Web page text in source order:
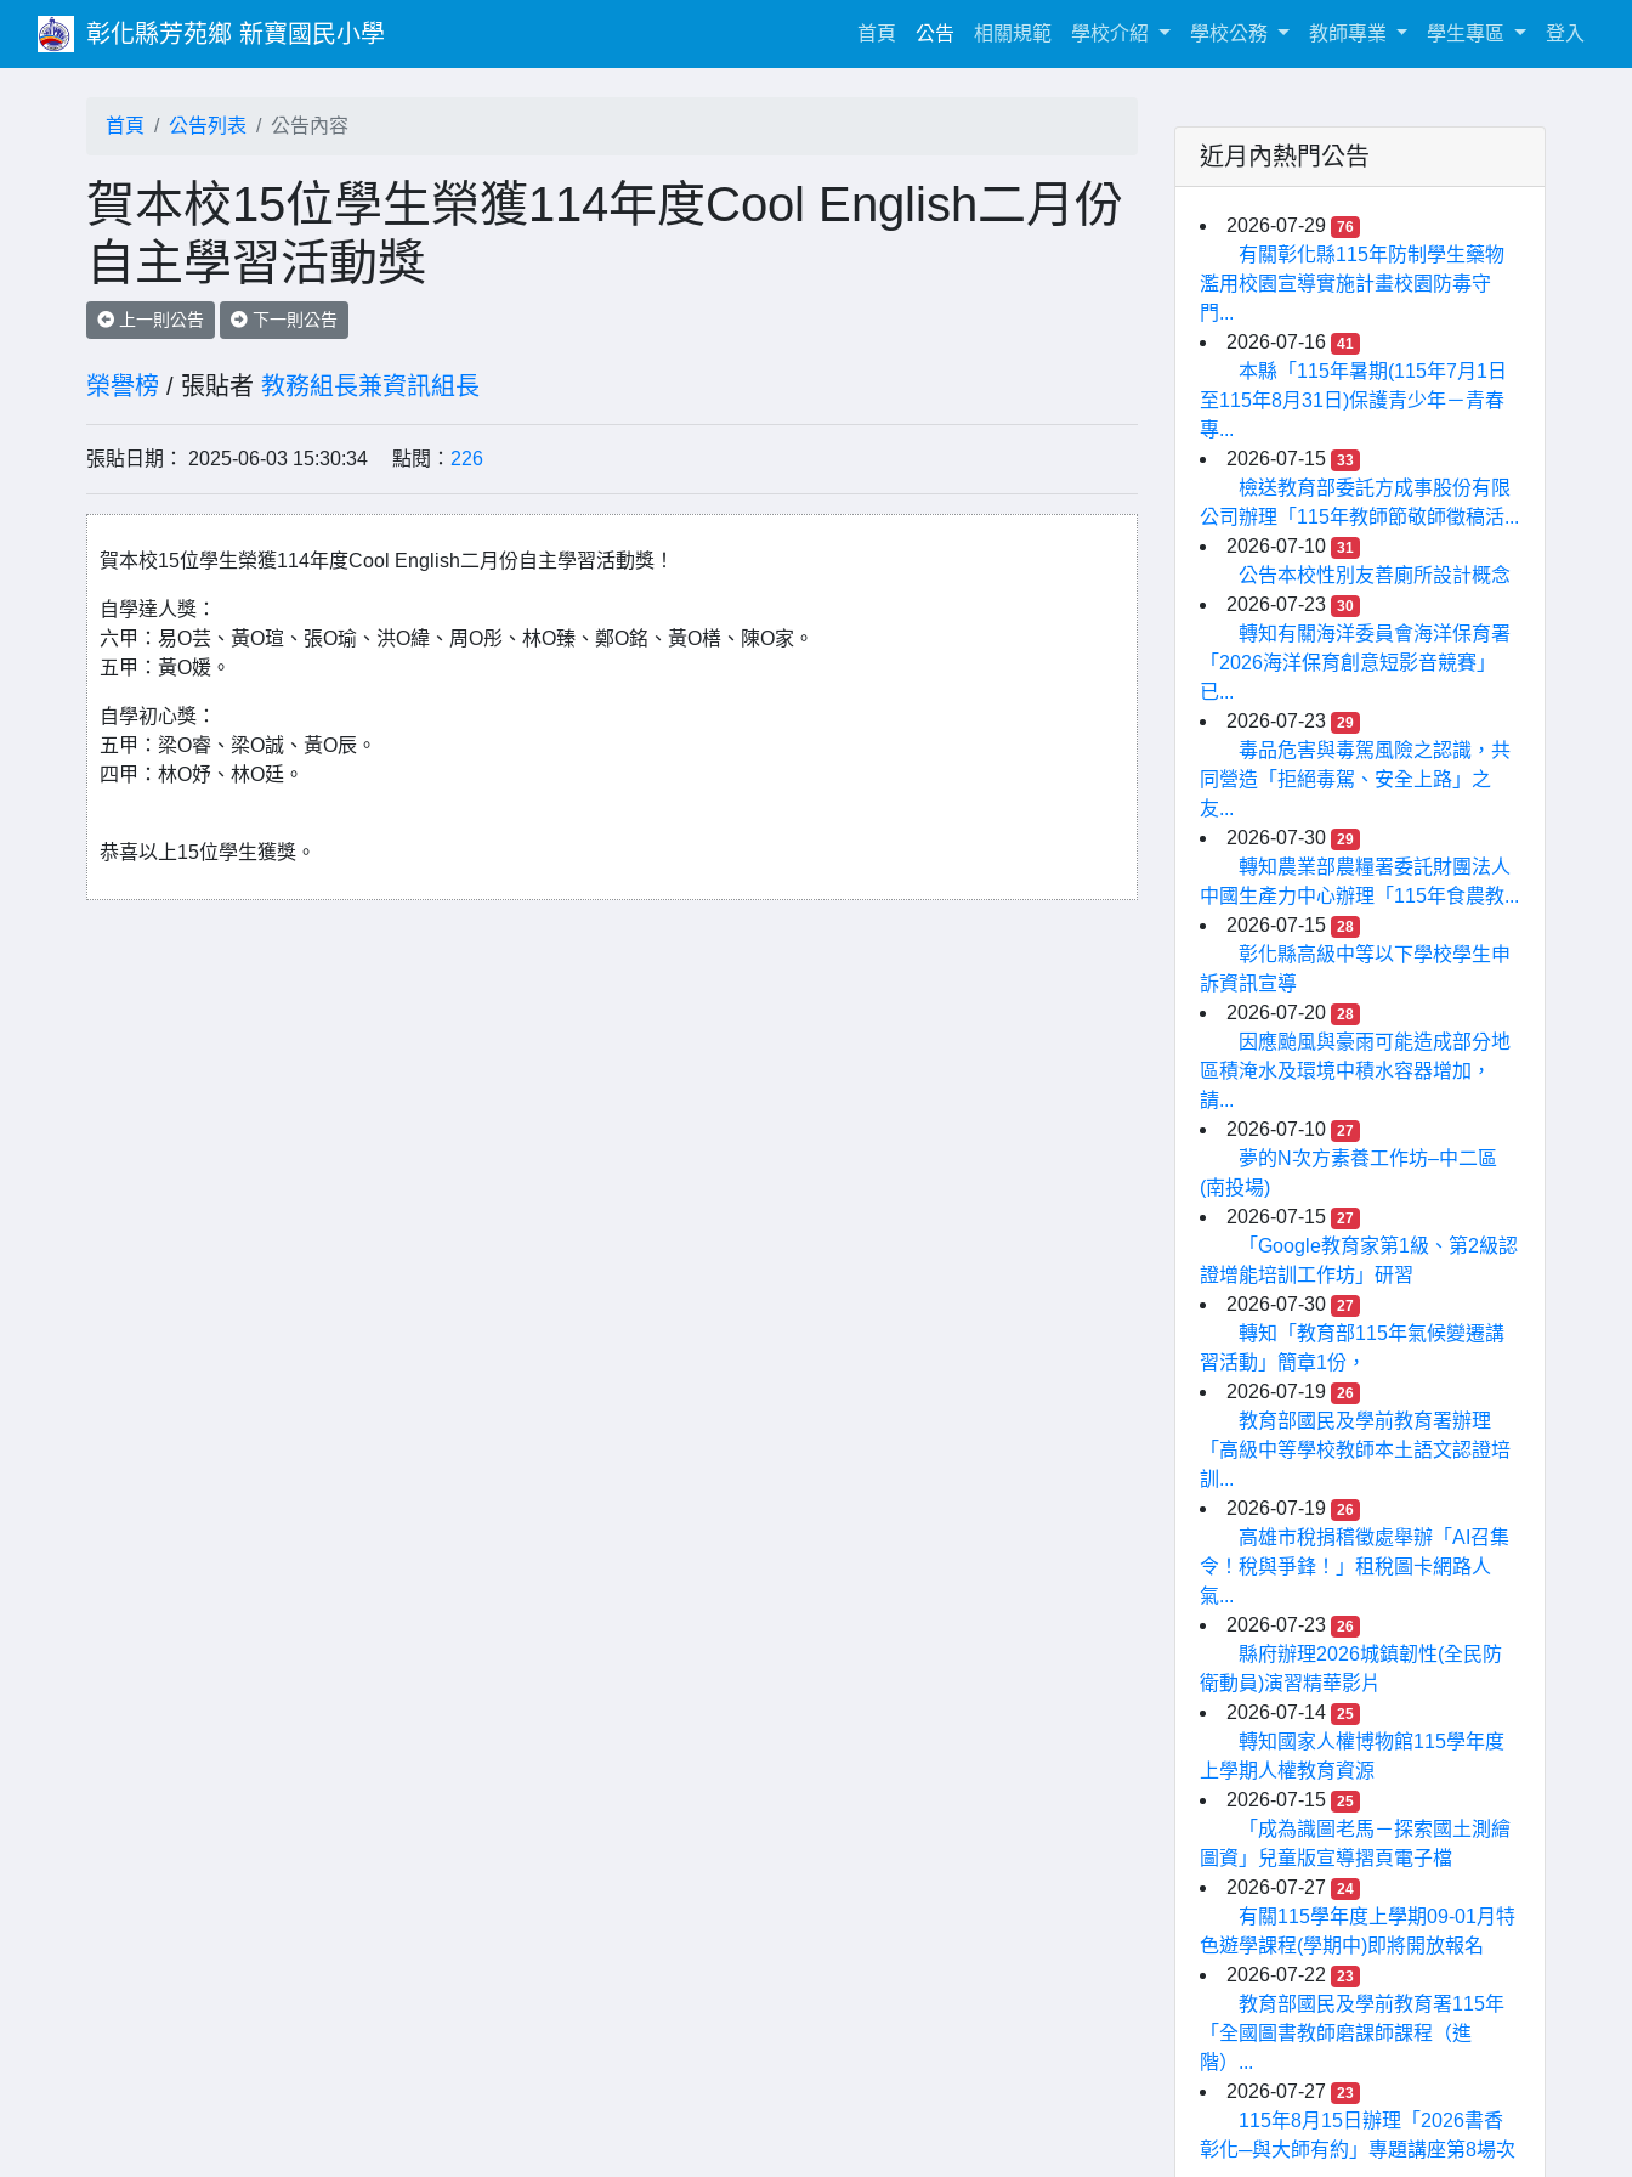
彰化縣芳苑鄉 新寶國民小學 首頁 (current)
公告 相關規範 學校介紹 學校公務 教師專業 學生專區 登入
首頁 公告列表 公告內容
賀本校15位學生榮獲114年度Cool English二月份
自主學習活動獎
上一則公告 下一則公告
榮譽榜 / 張貼者 教務組長兼資訊組長
張貼日期： 2025-06-03 15:30:34 點閱： 226
賀本校15位學生榮獲114年度Cool English二月份自主學習活動獎！
自學達人獎：
六甲：易O芸、黃O瑄、張O瑜、洪O緯、周O彤、林O臻、鄭O銘、黃O橏、陳O家。
五甲：黃O媛。
自學初心獎：
五甲：梁O睿、梁O誠、黃O辰。
四甲：林O妤、林O廷。
恭喜以上15位學生獲獎。
近月內熱門公告
2026-07-29 76
有關彰化縣115年防制學生藥物
濫用校園宣導實施計畫校園防毒守
門...
2026-07-16
41
本縣「115年暑期(115年7月1日
至115年8月31日)保護青少年－青春
專...
2026-07-15
33
檢送教育部委託方成事股份有限
公司辦理「115年教師節敬師徵稿活...
2026-07-10
31
公告本校性別友善廁所設計概念
2026-07-23
30
轉知有關海洋委員會海洋保育署
「2026海洋保育創意短影音競賽」
已...
2026-07-23
29
毒品危害與毒駕風險之認識，共
同營造「拒絕毒駕、安全上路」之
友...
2026-07-30
29
轉知農業部農糧署委託財團法人
中國生產力中心辦理「115年食農教...
2026-07-15
28
彰化縣高級中等以下學校學生申
訴資訊宣導
2026-07-20
28
因應颱風與豪雨可能造成部分地
區積淹水及環境中積水容器增加，
請...
2026-07-10
27
夢的N次方素養工作坊–中二區
(南投場)
2026-07-15
27
「Google教育家第1級、第2級認
證增能培訓工作坊」研習
2026-07-30
27
轉知「教育部115年氣候變遷講
習活動」簡章1份，
2026-07-19
26
教育部國民及學前教育署辦理
「高級中等學校教師本土語文認證培
訓...
2026-07-19
26
高雄市稅捐稽徵處舉辦「AI召集
令！稅與爭鋒！」租稅圖卡網路人
氣...
2026-07-23
26
縣府辦理2026城鎮韌性(全民防
衛動員)演習精華影片
2026-07-14
25
轉知國家人權博物館115學年度
上學期人權教育資源
2026-07-15
25
「成為識圖老馬－探索國土測繪
圖資」兒童版宣導摺頁電子檔
2026-07-27
24
有關115學年度上學期09-01月特
色遊學課程(學期中)即將開放報名
2026-07-22
23
教育部國民及學前教育署115年
「全國圖書教師磨課師課程（進
階）...
2026-07-27
23
115年8月15日辦理「2026書香
彰化─與大師有約」專題講座第8場次